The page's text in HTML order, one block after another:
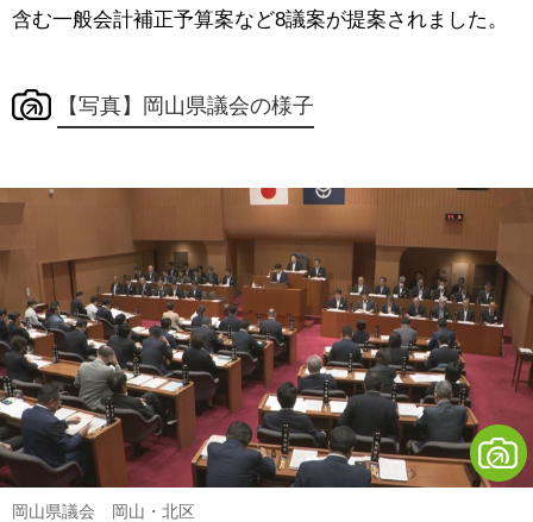
含む一般会計補正予算案など8議案が提案されました。
【写真】岡山県議会の様子
岡山県議会 岡山・北区